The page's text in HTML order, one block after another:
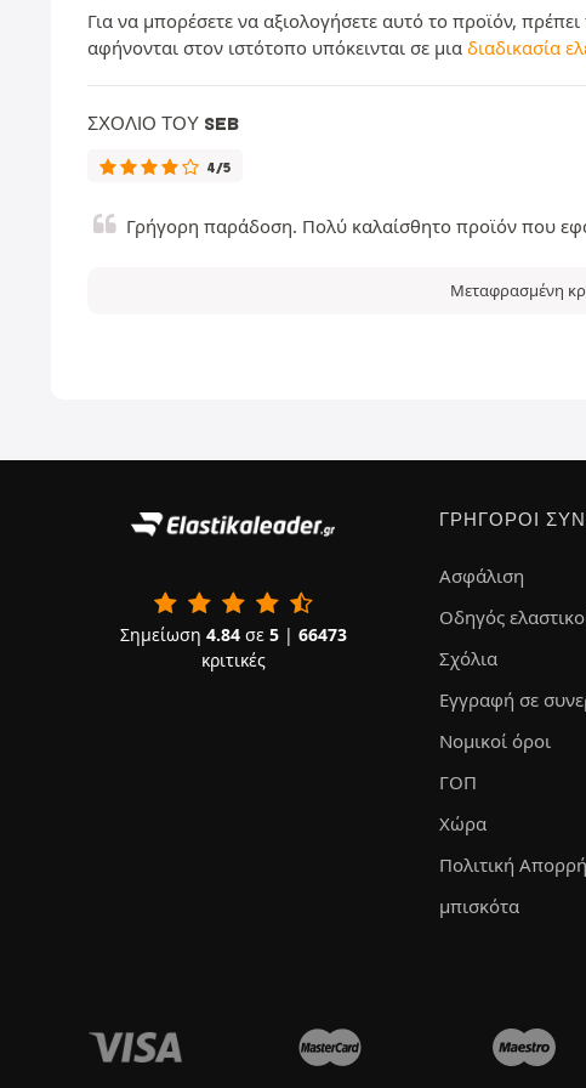
Για να μπορέσετε να αξιολογήσετε αυτό το προϊόν,
αφήνονται στον ιστότοπο υπόκεινται σε μια διαδικασία
ΣΧΌΛΙΟ ΤΟΥ SEB
4/5
Γρήγορη παράδοση. Πολύ καλαίσθητο προϊόν που
Μεταφρασμένη
Σημείωση 4.84σε 5| 66473
κριτικές
ΓΡΉΓΟΡΟΙ
Ασφάλιση
Οδηγός
Σχόλια
Εγγραφή σε
Νομικοί όροι
ΓΟΠ
Χώρα
Πολιτική
μπισκότα